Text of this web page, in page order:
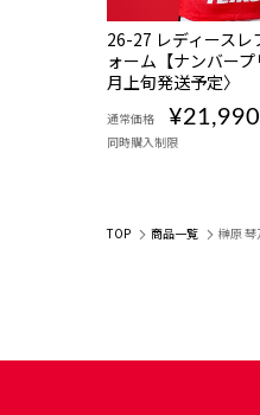
NEW
数量
限定
受注
商品
26-27 レディースレ
ォーム【ナンバー
月上旬発送予定〉
通常価格 ¥21,990
同時購入制限
TOP 商品一覧 榊原 琴